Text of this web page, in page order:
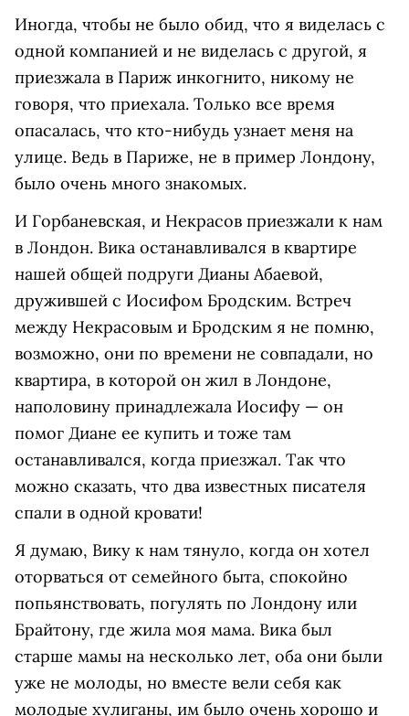
Иногда, чтобы не было обид, что я виделась с
одной компанией и не виделась с другой, я
приезжала в Париж инкогнито, никому не
говоря, что приехала. Только все время
опасалась, что кто-нибудь узнает меня на
улице. Ведь в Париже, не в пример Лондону,
было очень много знакомых.
И Горбаневская, и Некрасов приезжали к нам
в Лондон. Вика останавливался в квартире
нашей общей подруги Дианы Абаевой,
дружившей с Иосифом Бродским. Встреч
между Некрасовым и Бродским я не помню,
возможно, они по времени не совпадали, но
квартира, в которой он жил в Лондоне,
наполовину принадлежала Иосифу — он
помог Диане ее купить и тоже там
останавливался, когда приезжал. Так что
можно сказать, что два известных писателя
спали в одной кровати!
Я думаю, Вику к нам тянуло, когда он хотел
оторваться от семейного быта, спокойно
попьянствовать, погулять по Лондону или
Брайтону, где жила моя мама. Вика был
старше мамы на несколько лет, оба они были
уже не молоды, но вместе вели себя как
молодые хулиганы, им было очень хорошо и